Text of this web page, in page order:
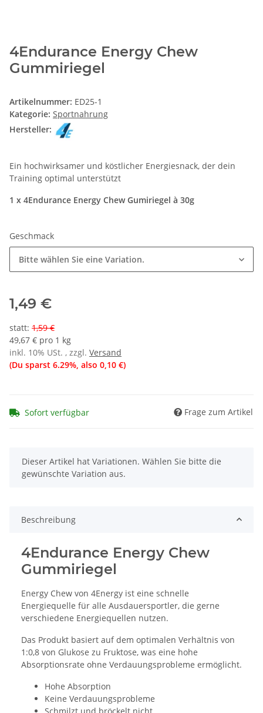
4Endurance Energy Chew
Gummiriegel
Artikelnummer: ED25-1
Kategorie: Sportnahrung
Hersteller:
Ein hochwirksamer und köstlicher Energiesnack, der dein
Training optimal unterstützt
1 x 4Endurance Energy Chew Gumiriegel à 30g
Geschmack
Bitte wählen Sie eine Variation.
1,49 €
statt: 1,59 €
49,67 € pro 1 kg
inkl. 10% USt. , zzgl. Versand
(Du sparst 6.29%, also 0,10 €)
Sofort verfügbar Frage zum Artikel
x
Dieser Artikel hat Variationen. Wählen Sie bitte die
gewünschte Variation aus.
Beschreibung
4Endurance Energy Chew
Gummiriegel
Energy Chew von 4Energy ist eine schnelle
Energiequelle für alle Ausdauersportler, die gerne
verschiedene Energiequellen nutzen.
Das Produkt basiert auf dem optimalen Verhältnis von
1:0,8 von Glukose zu Fruktose, was eine hohe
Absorptionsrate ohne Verdauungsprobleme ermöglicht.
Hohe Absorption
Keine Verdauungsprobleme